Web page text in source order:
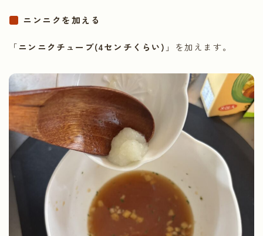
ニンニクを加える
「ニンニクチューブ(4センチくらい) 」を加えます。